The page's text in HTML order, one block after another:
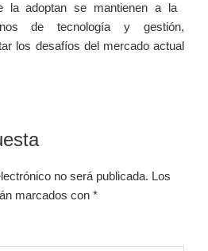
la adoptan se mantienen a la
de tecnología y gestión,
los desafíos del mercado actual
no será publicada. Los
marcados con *